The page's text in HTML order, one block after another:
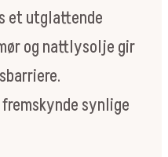
et utglattende
og nattlysolje gir
synlige